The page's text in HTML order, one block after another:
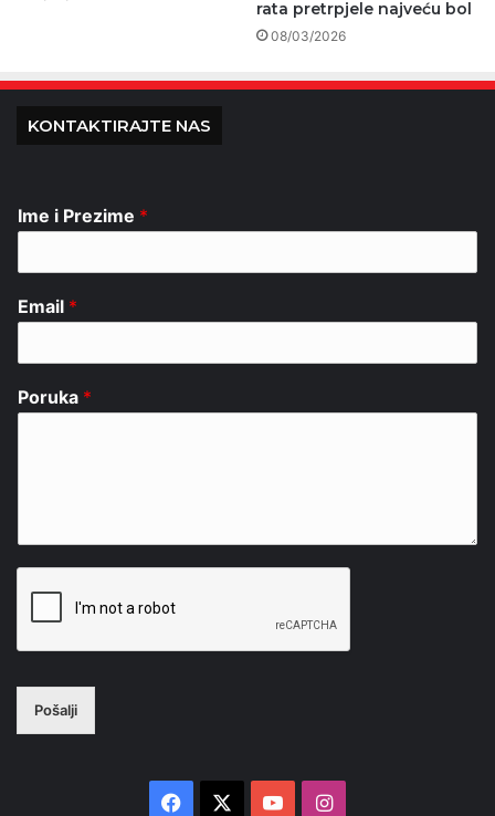
rata pretrpjele najveću bol
08/03/2026
KONTAKTIRAJTE NAS
Ime i Prezime *
Email *
Poruka *
Pošalji
Facebook YouTubeInstagram